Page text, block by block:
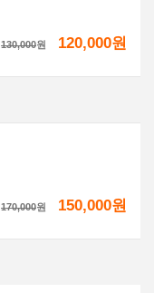
130,000원 120,000원
170,000원 150,000원